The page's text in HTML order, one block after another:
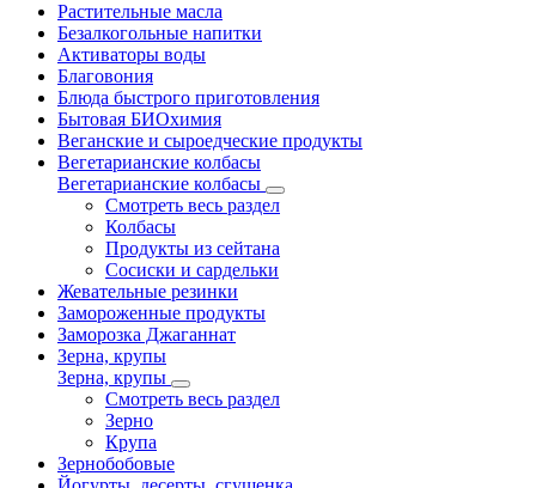
Растительные масла
Безалкогольные напитки
Активаторы воды
Благовония
Блюда быстрого приготовления
Бытовая БИОхимия
Веганские и сыроедческие продукты
Вегетарианские колбасы
Вегетарианские колбасы
Смотреть весь раздел
Колбасы
Продукты из сейтана
Сосиски и сардельки
Жевательные резинки
Замороженные продукты
Заморозка Джаганнат
Зерна, крупы
Зерна, крупы
Смотреть весь раздел
Зерно
Крупа
Зернобобовые